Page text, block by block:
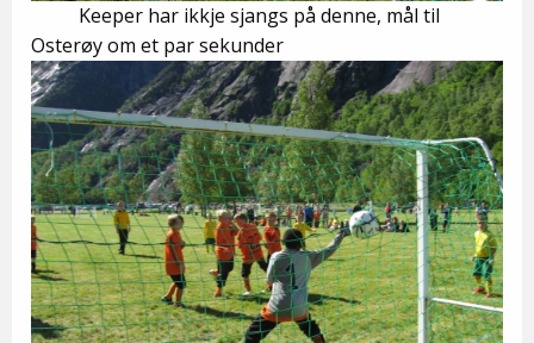
Keeper har ikkje sjangs på denne, mål til
Osterøy om et par sekunder